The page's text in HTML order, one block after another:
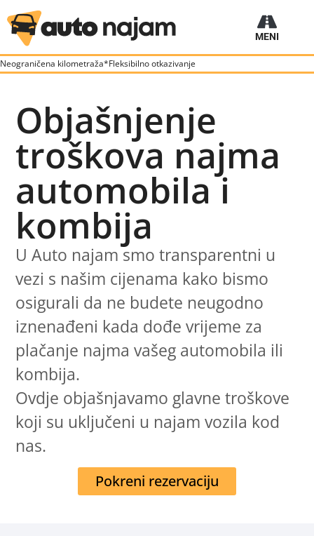
MENI
Neograničena kilometraža*Fleksibilno otkazivanje
Objašnjenje
troškova najma
automobila i
kombija
U Auto najam smo transparentni u
vezi s našim cijenama kako bismo
osigurali da ne budete neugodno
iznenađeni kada dođe vrijeme za
plačanje najma vašeg automobila ili
kombija.
Ovdje objašnjavamo glavne troškove
koji su uključeni u najam vozila kod
nas.
Pokreni rezervaciju